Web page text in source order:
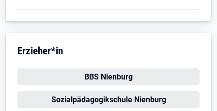
Erzieher*in
Öffnet in neuem Tab
BBS Nienburg
Öffnet in neuem Tab
Sozialpädagogikschule Nienburg